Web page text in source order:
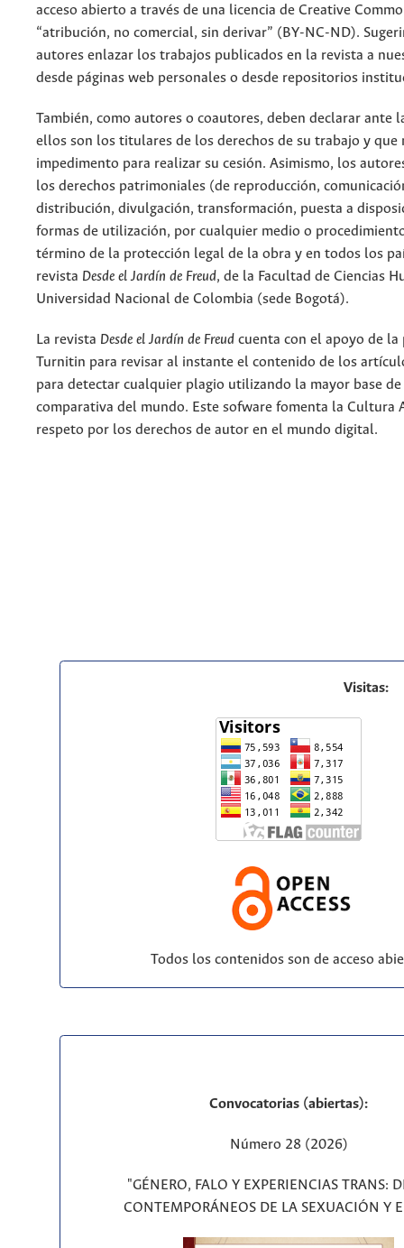
acceso abierto a través de una licencia de Creative
“atribución, no comercial, sin derivar” (BY-NC-ND).
autores enlazar los trabajos publicados en la revista a
desde páginas web personales o desde repositorios
También, como autores o coautores, deben declarar ante
ellos son los titulares de los derechos de su trabajo y que
impedimento para realizar su cesión. Asimismo, los
los derechos patrimoniales (de reproducción,
distribución, divulgación, transformación, puesta a
formas de utilización, por cualquier medio o
término de la protección legal de la obra y en todos los
revista Desde el Jardín de Freud, de la Facultad de Ciencias
Universidad Nacional de Colombia (sede Bogotá).
La revista Desde el Jardín de Freud cuenta con el apoyo de
Turnitin para revisar al instante el contenido de los
para detectar cualquier plagio utilizando la mayor base
comparativa del mundo. Este sofware fomenta la Cultura
respeto por los derechos de autor en el mundo digital.
Visitas:
Todos los contenidos son de acceso
Convocatorias (abiertas):
Número 28 (2026)
"GÉNERO, FALO Y EXPERIENCIAS TRANS:
CONTEMPORÁNEOS DE LA SEXUACIÓN Y